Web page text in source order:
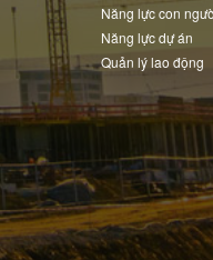
Năng lực con
Năng lực dự án
Quản lý lao động